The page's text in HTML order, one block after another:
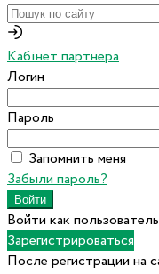
Кабінет партнера
Логин
Пароль
Запомнить меня
Забыли пароль?
Войти как пользователь
Зарегистрироваться
После регистрации на